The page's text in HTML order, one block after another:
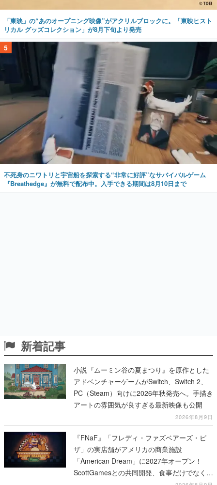
「東映」の“あのオープニング映像”がアクリルブロックに。「東映ヒスト
リカル グッズコレクション」が8月下旬より発売
5
不死身のニワトリと宇宙船を探索する“非常に好評”なサバイバルゲーム
『Breathedge』が無料で配布中。入手できる期間は8月10日まで
新着記事
小説『ムーミン谷の夏まつり』を原作とした
アドベンチャーゲームがSwitch、Switch 2、
PC（Steam）向けに2026年秋発売へ。手描き
アートの雰囲気が良すぎる最新映像も公開
2026年8月9日
『FNaF』「フレディ・ファズベアーズ・ピ
ザ」の実店舗がアメリカの商業施設
「American Dream」に2027年オープン！
ScottGamesとの共同開発、食事だけでなくス